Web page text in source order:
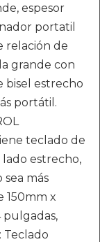
espesor
portatil
relación de
grande con
bisel estrecho
portátil.
teclado de
estrecho,
más
150mm x
pulgadas,
Teclado